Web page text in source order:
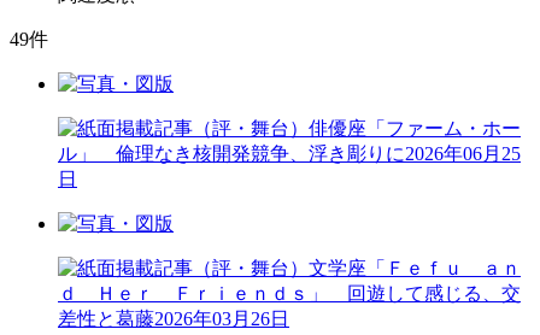
49件
（評・舞台）俳優座「ファーム・ホー
ル」 倫理なき核開発競争、浮き彫りに2026年06月25
日
（評・舞台）文学座「Ｆｅｆｕ ａｎ
ｄ Ｈｅｒ Ｆｒｉｅｎｄｓ」 回遊して感じる、交
差性と葛藤2026年03月26日